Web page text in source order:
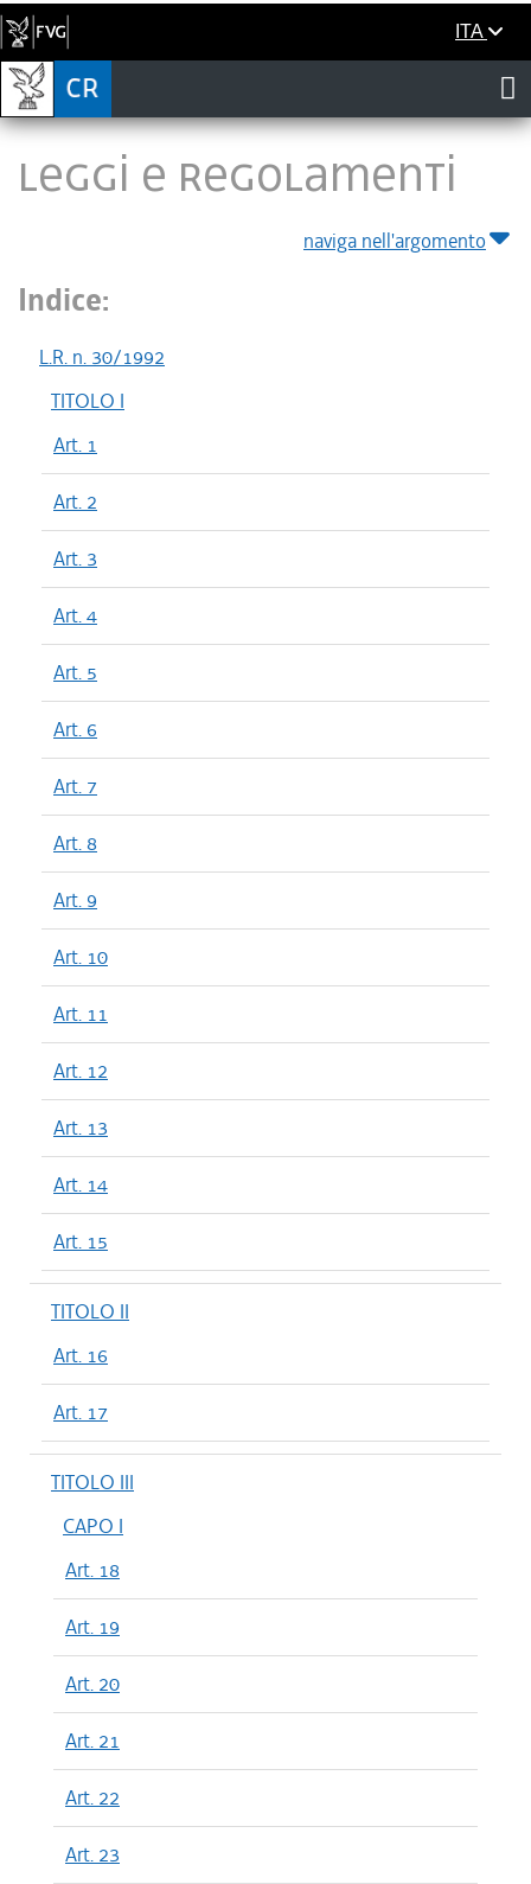
ITA
LEGGI E REGOLAMENTI
naviga nell'argomento
Indice:
L.R. n. 30/1992
TITOLO I
Art. 1
Art. 2
Art. 3
Art. 4
Art. 5
Art. 6
Art. 7
Art. 8
Art. 9
Art. 10
Art. 11
Art. 12
Art. 13
Art. 14
Art. 15
TITOLO II
Art. 16
Art. 17
TITOLO III
CAPO I
Art. 18
Art. 19
Art. 20
Art. 21
Art. 22
Art. 23